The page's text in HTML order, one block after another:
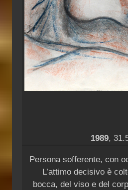
1989,
Persona sofferente, con
L’attimo decisivo è
bocca, del viso e del